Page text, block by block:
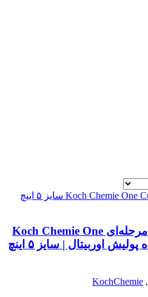
پد پولیش اسفنجی زبر تک‌مرحله‌ای Koch Chemie One
Cut Pad مخصوص دستگاه پولیش اوربیتال | سایز ۵ اینچ
,
KochChemie